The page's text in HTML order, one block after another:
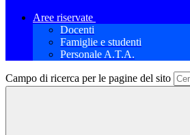
Aree riservate
Docenti
Famiglie e studenti
Personale A.T.A.
Campo di ricerca per le pagine del sito